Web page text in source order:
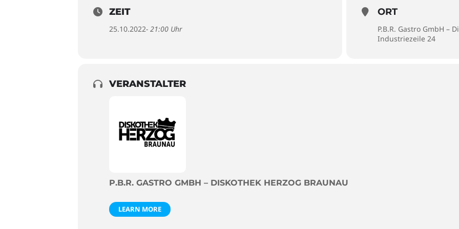
ZEIT
25.10.2022- 21:00 Uhr
ORT
P.B.R. Gastro GmbH –
Industriezeile 24
VERANSTALTER
P.B.R. GASTRO GMBH – DISKOTHEK HERZOG BRAUNAU
LEARN MORE